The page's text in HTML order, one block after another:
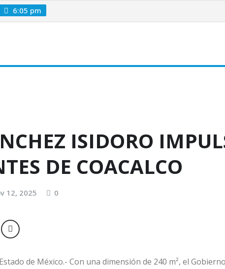
6:05 pm
ISIDORO
DE COACALCO
12, 2025 0
de México.- Con una dimensión de 240 m², el